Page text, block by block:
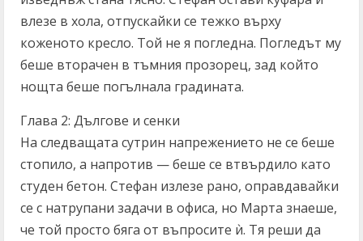
влезе в хола, отпускайки се тежко върху
коженото кресло. Той не я погледна. Погледът му
беше вторачен в тъмния прозорец, зад който
нощта беше погълнала градината.
Глава 2: Дългове и сенки
На следващата сутрин напрежението не се беше
стопило, а напротив — беше се втвърдило като
студен бетон. Стефан излезе рано, оправдавайки
се с натрупани задачи в офиса, но Марта знаеше,
че той просто бяга от въпросите ѝ. Тя реши да